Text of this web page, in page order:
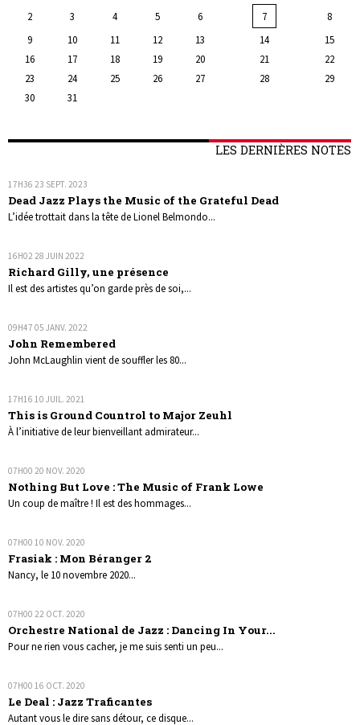
2
3 4 5 6 7
8
9
10 11 12 13 14
15
16
17 18 19 20 21
22
23
24 25 26 27 28
29
30
31
LES DERNIÈRES NOTES
17H36 23 SEPT. 2023
Dead Jazz Plays the Music of the Grateful Dead
L’idée trottait dans la tête de Lionel Belmondo...
16H02 28 JUIN 2022
Richard Gilly, une présence
Il est des artistes qu’on garde près de soi,...
09H47 05 JANV. 2022
John Remembered
John McLaughlin vient de souffler les 80...
17H16 10 JUIL. 2021
This is Ground Countrol to Major Zeuhl
À l’initiative de leur bienveillant admirateur...
07H00 20 NOV. 2020
Nothing But Love : The Music of Frank Lowe
Un coup de maître ! Il est des hommages...
07H00 10 NOV. 2020
Frasiak : Mon Béranger 2
Nancy, le 10 novembre 2020...
07H00 22 OCT. 2020
Orchestre National de Jazz : Dancing In Your...
Pour ne rien vous cacher, je me suis senti un peu...
07H00 16 OCT. 2020
Le Deal : Jazz Traficantes
Autant vous le dire sans détour, ce disque...